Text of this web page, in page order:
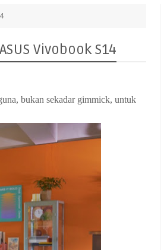
Vivobook S14
bukan sekadar gimmick, untuk